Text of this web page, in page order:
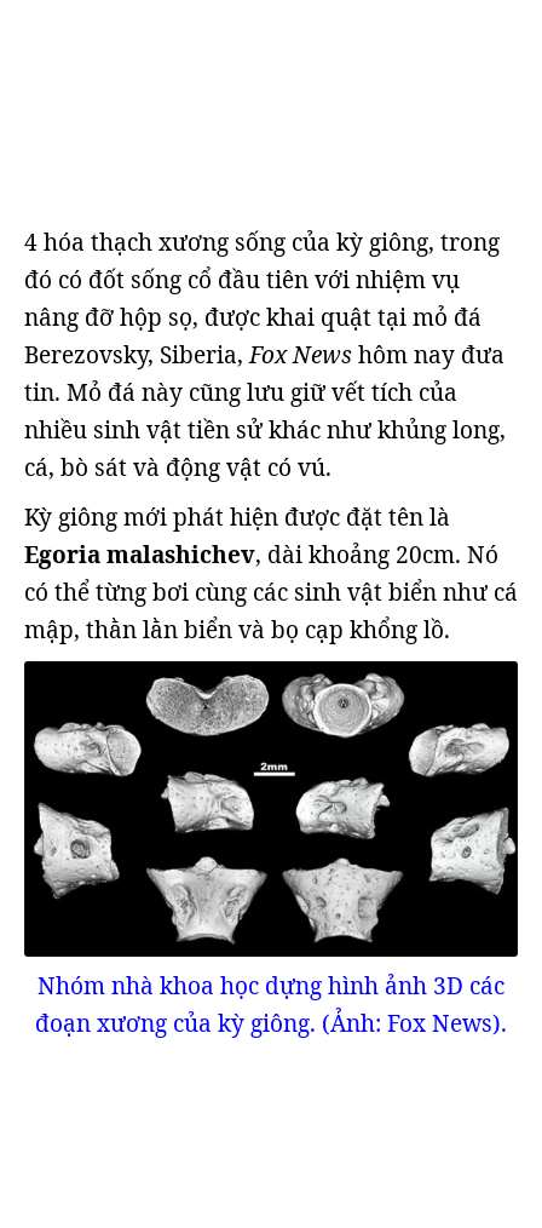
4 hóa thạch xương sống của kỳ giông, trong
đó có đốt sống cổ đầu tiên với nhiệm vụ
nâng đỡ hộp sọ, được khai quật tại mỏ đá
Berezovsky, Siberia,Fox Newshôm nay đưa
tin. Mỏ đá này cũng lưu giữ vết tích của
nhiều sinh vật tiền sử khác như khủng long,
cá, bò sát và động vật có vú.
Kỳ giông mới phát hiện được đặt tên là
Egoria malashichev, dài khoảng 20cm. Nó
có thể từng bơi cùng các sinh vật biển như cá
mập, thằn lằn biển và bọ cạp khổng lồ.
Nhóm nhà khoa học dựng hình ảnh 3D các
đoạn xương của kỳ giông. (Ảnh: Fox News).